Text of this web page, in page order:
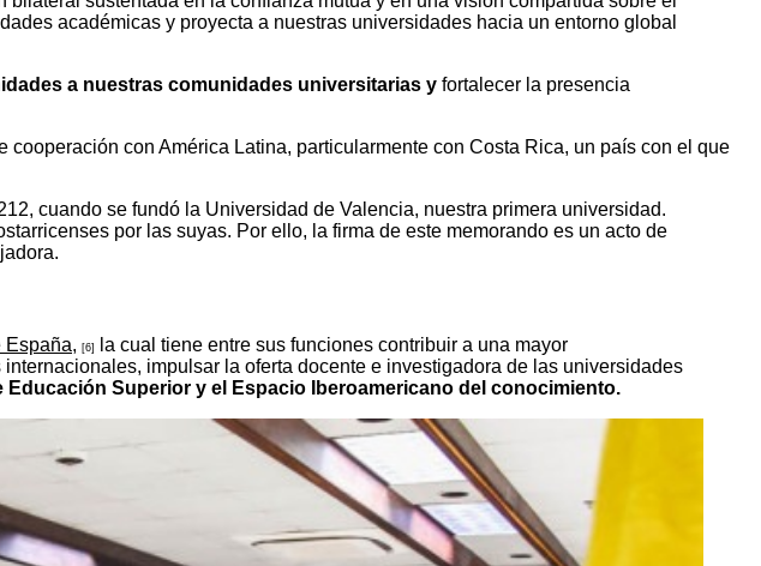
académicas y proyecta a nuestras universidades hacia un entorno global
a nuestras comunidades universitarias y fortalecer la presencia
con América Latina, particularmente con Costa Rica, un país con el que
cuando se fundó la Universidad de Valencia, nuestra primera universidad.
por las suyas. Por ello, la firma de este memorando es un acto de
España, [6]
la cual tiene entre sus funciones contribuir a una mayor
impulsar la oferta docente e investigadora de las universidades
Superior y el Espacio Iberoamericano del conocimiento.